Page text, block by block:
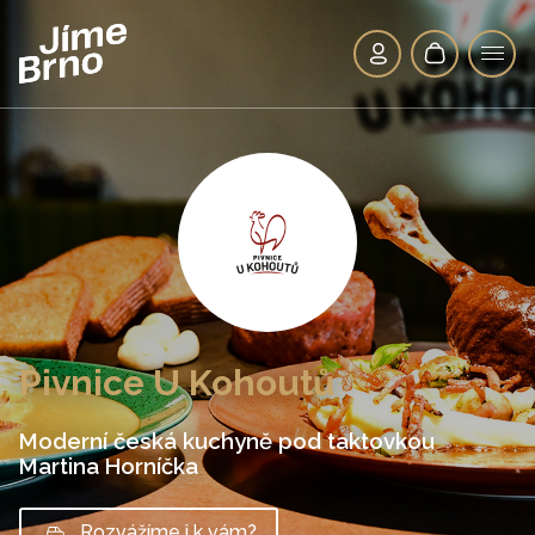
Pivnice U Kohoutů
Moderní česká kuchyně pod taktovkou
Martina Horníčka